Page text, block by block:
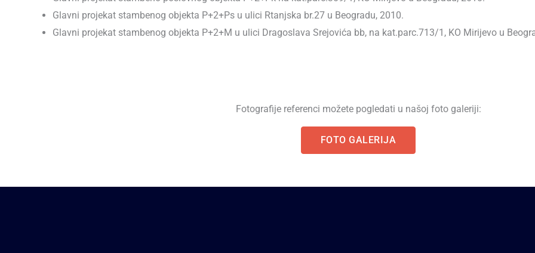
Glavni projekat stambenog objekta P+2+Ps u ulici Rtanjska br.27 u Beogradu, 2010.
Glavni projekat stambenog objekta P+2+M u ulici Dragoslava Srejovića bb, na kat.parc.713/1, KO Mirijevo u
Fotografije referenci možete pogledati u našoj foto galeriji:
FOTO GALERIJA